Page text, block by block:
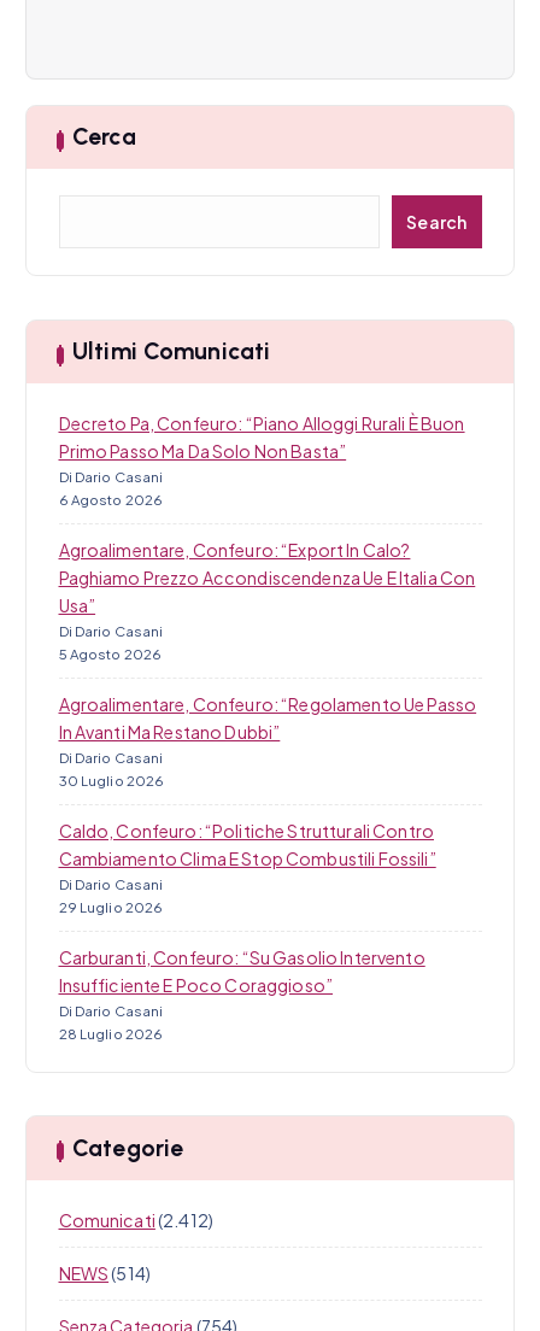
a
r
t
o
Cerca
a
Search
Ultimi Comunicati
Decreto Pa, Confeuro: “Piano Alloggi Rurali È Buon
Primo Passo Ma Da Solo Non Basta”
Di Dario Casani
6 Agosto 2026
Agroalimentare, Confeuro: “Export In Calo?
Paghiamo Prezzo Accondiscendenza Ue E Italia Con
Usa”
Di Dario Casani
5 Agosto 2026
Agroalimentare, Confeuro: “Regolamento Ue Passo
In Avanti Ma Restano Dubbi”
Di Dario Casani
30 Luglio 2026
Caldo, Confeuro: “Politiche Strutturali Contro
Cambiamento Clima E Stop Combustili Fossili”
Di Dario Casani
29 Luglio 2026
Carburanti, Confeuro: “Su Gasolio Intervento
Insufficiente E Poco Coraggioso”
Di Dario Casani
28 Luglio 2026
Categorie
Comunicati(2.412)
NEWS(514)
Senza Categoria (754)